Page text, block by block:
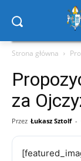
Strona główna
za
Przez Łukasz Sztolf -